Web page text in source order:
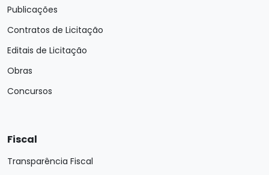
Publicações
Contratos de Licitação
Editais de Licitação
Obras
Concursos
Fiscal
Transparência Fiscal